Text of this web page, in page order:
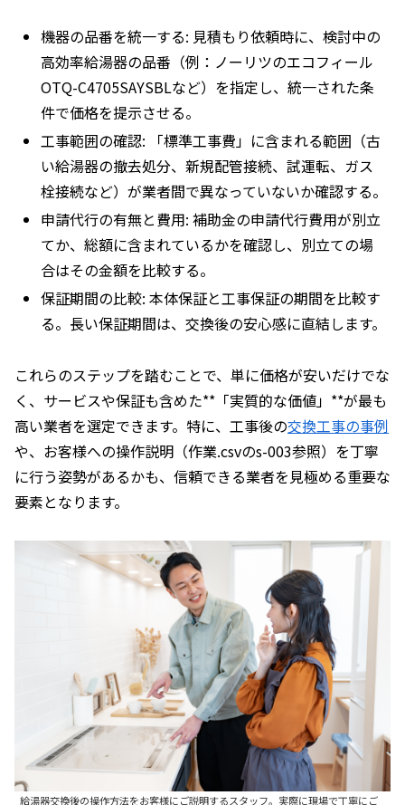
機器の品番を統一する: 見積もり依頼時に、検討中の
高効率給湯器の品番（例：ノーリツのエコフィール
OTQ-C4705SAYSBLなど）を指定し、統一された条
件で価格を提示させる。
工事範囲の確認: 「標準工事費」に含まれる範囲（古
い給湯器の撤去処分、新規配管接続、試運転、ガス
栓接続など）が業者間で異なっていないか確認する。
申請代行の有無と費用: 補助金の申請代行費用が別立
てか、総額に含まれているかを確認し、別立ての場
合はその金額を比較する。
保証期間の比較: 本体保証と工事保証の期間を比較す
る。長い保証期間は、交換後の安心感に直結します。
これらのステップを踏むことで、単に価格が安いだけでな
く、サービスや保証も含めた**「実質的な価値」**が最も
高い業者を選定できます。特に、工事後の交換工事の事例
や、お客様への操作説明（作業.csvのs-003参照）を丁寧
に行う姿勢があるかも、信頼できる業者を見極める重要な
要素となります。
給湯器交換後の操作方法をお客様にご説明するスタッフ。実際に現場で丁寧にご